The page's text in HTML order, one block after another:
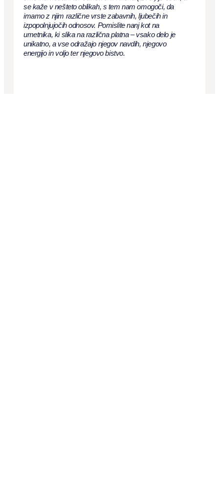
se kaže v nešteto oblikah, s tem nam omogoči, da
imamo z njim različne vrste zabavnih, ljubečih in
izpopolnjujočih odnosov. Pomislite nanj kot na
umetnika, ki slika na različna platna – vsako delo je
unikatno, a vse odražajo njegov navdih, njegovo
energijo in voljo ter njegovo bistvo.